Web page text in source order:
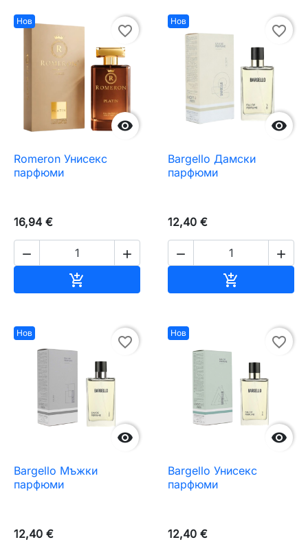
Нов

favorite_border
Romeron Унисекс
парфюми
16,94 €
 

Нов

favorite_border
Bargello Дамски
парфюми
12,40 €
 

Нов

favorite_border
Bargello Мъжки
парфюми
12,40 €
Нов

favorite_border
Bargello Унисекс
парфюми
12,40 €